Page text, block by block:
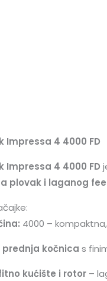
Impressa 4 4000 FD
Impressa 4 4000 FD
plovak i laganog
4000 –
prednja kočnica s
kućište i rotor –